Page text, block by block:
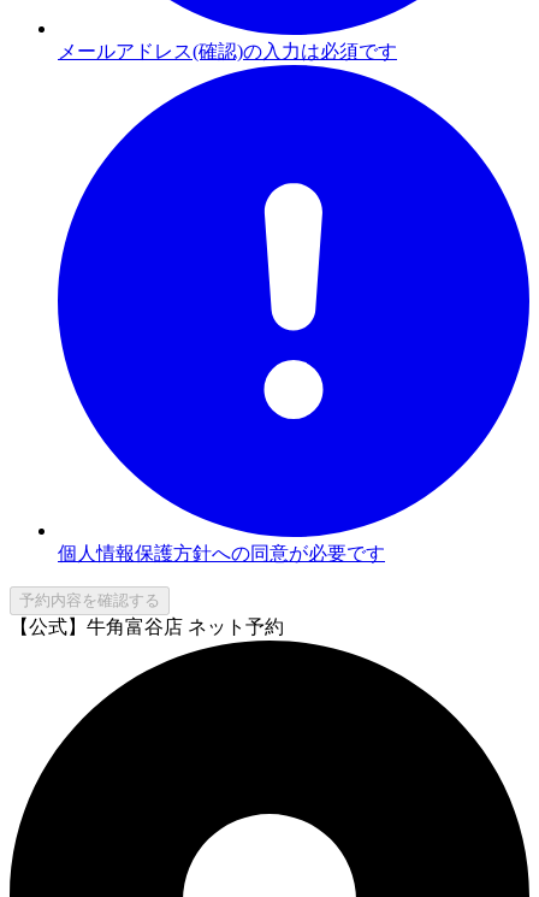
メールアドレス(確認)の入力は必須です
個人情報保護方針への同意が必要です
予約内容を確認する
【公式】牛角富谷店 ネット予約